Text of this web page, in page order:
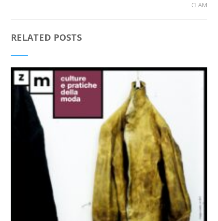
CLAM
RELATED POSTS